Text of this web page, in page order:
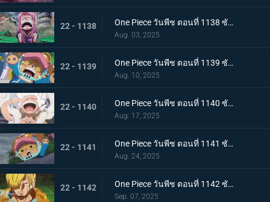
22 - 1138 One Piece วันพีช ตอนที่ 1138 ซับไทย ขอบคุณค่ะ คุณพ่อ โอบกอดแสนอบอุ่นของบอนนี่กับคุมะ
Aug. 03, 2025
22 - 1139 One Piece วันพีช ตอนที่ 1139 ซับไทย เอ็กเฮดถูกทำลาย เริ่มต้นบัสเตอร์คอล
Aug. 10, 2025
22 - 1140 One Piece วันพีช ตอนที่ 1140 ซับไทย ฮีโร่ที่หลงใหล นักรบแห่งการปลดปล่อยผู้ช่วยเหลือบอนนี่
Aug. 17, 2025
22 - 1141 One Piece วันพีช ตอนที่ 1141 ซับไทย กองหนุนที่พึ่งพาได้ ดอรี่กับโบรกี้มาถึงแล้ว
Aug. 24, 2025
22 - 1142 One Piece วันพีช ตอนที่ 1142 ซับไทย ได้ยินแล้วตอบด้วย โลกเอ๋ย ข้อความของเวก้าพังค์
Sep. 07, 2025